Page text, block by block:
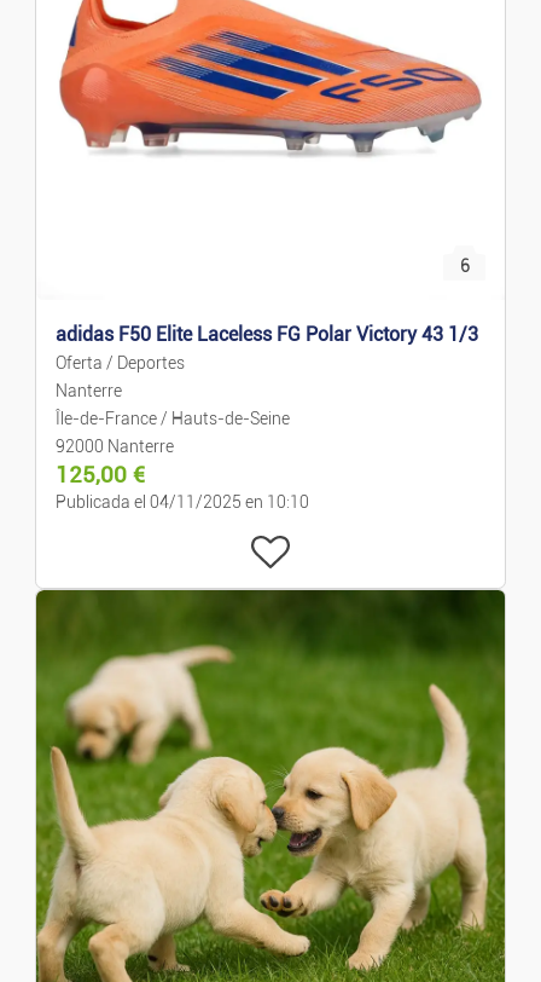
6
adidas F50 Elite Laceless FG Polar Victory 43 1/3
Oferta / Deportes
Nanterre
Île-de-France / Hauts-de-Seine
92000 Nanterre
125,00 €
Publicada el 04/11/2025 en 10:10